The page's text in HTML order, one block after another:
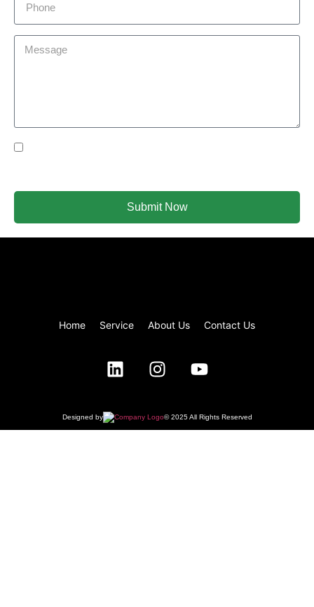
Submit Now
Home Service About Us Contact Us
Designed by © 2025 All Rights Reserved